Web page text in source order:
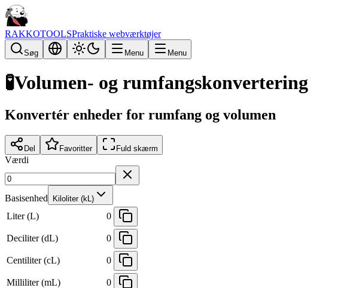
RAKKOTOOLSPraktiske webværktøjer
Søg Menu Menu
🧪Volumen- og rumfangskonvertering
Konvertér enheder for rumfang og volumen
Del Favoritter Fuld skærm
Værdi
Basisenhed Kiloliter (kL)
Liter (L) 0
Deciliter (dL) 0
Centiliter (cL) 0
Milliliter (mL) 0